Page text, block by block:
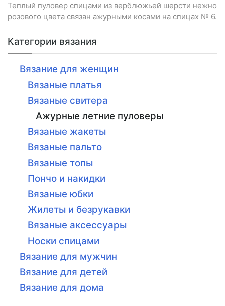
Теплый пуловер спицами из верблюжьей шерсти нежно
розового цвета связан ажурными косами на спицах № 6.
Категории вязания
Вязание для женщин
Вязаные платья
Вязаные свитера
Ажурные летние пуловеры
Вязаные жакеты
Вязаные пальто
Вязаные топы
Пончо и накидки
Вязаные юбки
Жилеты и безрукавки
Вязаные аксессуары
Носки спицами
Вязание для мужчин
Вязание для детей
Вязание для дома